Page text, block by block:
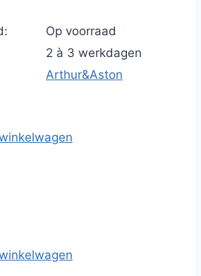
Op voorraad
2 à 3 werkdagen
Arthur&Aston